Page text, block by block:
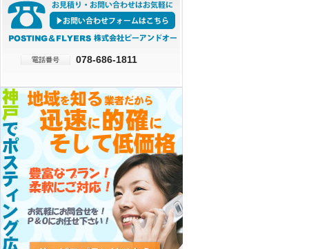
078-686-1811